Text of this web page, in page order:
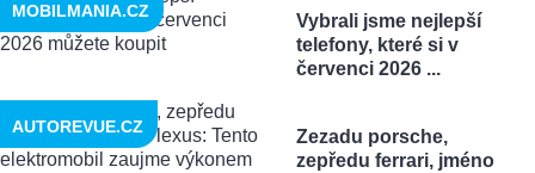
Vybrali jsme nejlepší
telefony, které si v
červenci 2026 ...
MOBILMANIA.CZ
Zezadu porsche,
zepředu ferrari, jméno
AUTOREVUE.CZ